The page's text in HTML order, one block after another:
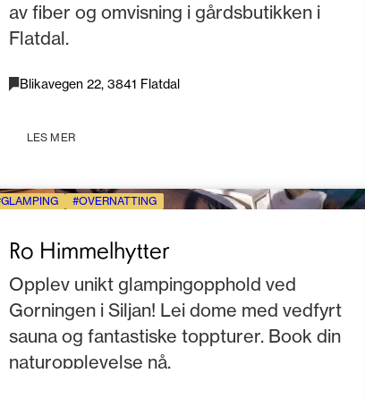
av fiber og omvisning i gårdsbutikken i
Flatdal.
Blikavegen 22, 3841 Flatdal
LES MER
GLAMPING OVERNATTING
Ro Himmelhytter
Opplev unikt glampingopphold ved
Gorningen i Siljan! Lei dome med vedfyrt
sauna og fantastiske toppturer. Book din
naturopplevelse nå.